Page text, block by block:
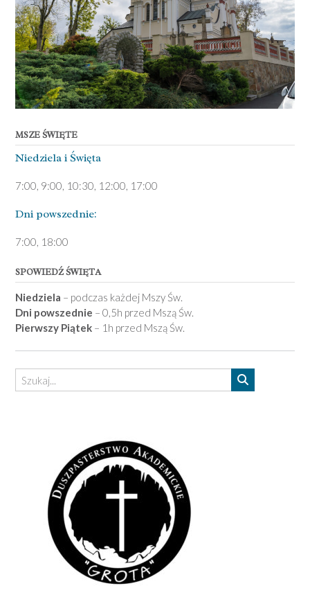
MSZE ŚWIĘTE
Niedziela ­i Święta
7:00, 9:00, 10:30, 12:00, 17:00
Dni pows­zednie:
7­:00, 18:00­
SPOWIEDŹ ŚWIĘTA
Niedziela – podczas każdej Mszy Św.
Dni powszednie – 0,5h przed Mszą Św.
Pierwszy Piątek – 1h przed Mszą Św.